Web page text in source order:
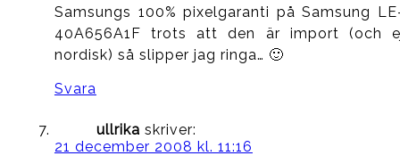
Samsungs 100% pixelgaranti på Samsung
40A656A1F trots att den är import (och
nordisk) så slipper jag ringa… 🙂
Svara
ullrika skriver:
21 december 2008 kl. 11:16